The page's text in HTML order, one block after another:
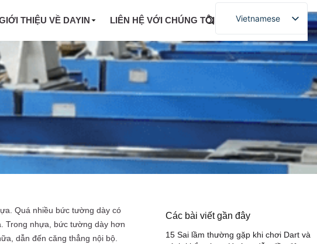
THIỆU VỀ DAYIN LIÊN HỆ VỚI CHÚNG TÔI Vietnamese
Quá nhiều bức tường dày có
Trong nhựa, bức tường dày hơn
dẫn đến căng thẳng nội bộ.
Các bài viết gần đây
15 Sai lầm thường gặp khi chơi Dart và